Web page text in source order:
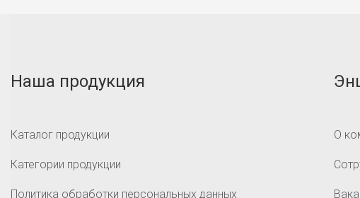
Наша продукция
Каталог продукции
Категории продукции
Политика обработки персональных данных
О